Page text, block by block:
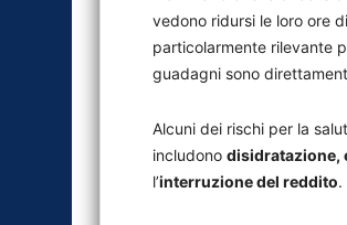
vedono ridursi le loro ore
particolarmente rilevante
guadagni sono
Alcuni dei rischi per la
includono disidratazione,
l’interruzione del reddito.